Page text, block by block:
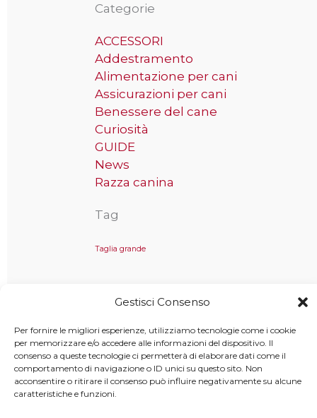
Gestisci Consenso
Per fornire le migliori esperienze, utilizziamo tecnologie come i cookie
per memorizzare e/o accedere alle informazioni del dispositivo. Il
consenso a queste tecnologie ci permetterà di elaborare dati come il
comportamento di navigazione o ID unici su questo sito. Non
acconsentire o ritirare il consenso può influire negativamente su alcune
caratteristiche e funzioni.
Categorie
ACCESSORI
Addestramento
Alimentazione per cani
Assicurazioni per cani
Benessere del cane
Curiosità
GUIDE
News
Razza canina
Tag
Taglia grande
riservati